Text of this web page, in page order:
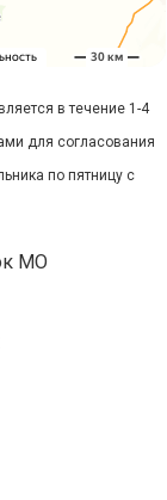
в течение 1-4
для согласования
по пятницу с
МО